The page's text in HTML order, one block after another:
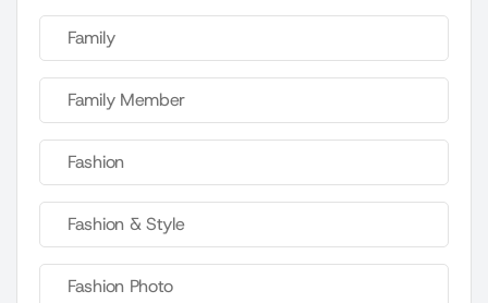
Family
Family Member
Fashion
Fashion & Style
Fashion Photo